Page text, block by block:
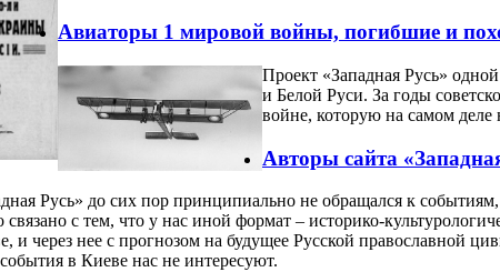
Авиаторы 1 мировой войны, погибшие и
Проект «Западная Русь»
и Белой Руси. За годы
войне, которую на самом
Авторы сайта
Русь» до сих пор принципиально не обращался к
связано с тем, что у нас иной формат – историко-
и через нее с прогнозом на будущее Русской православной
события в Киеве нас не интересуют.